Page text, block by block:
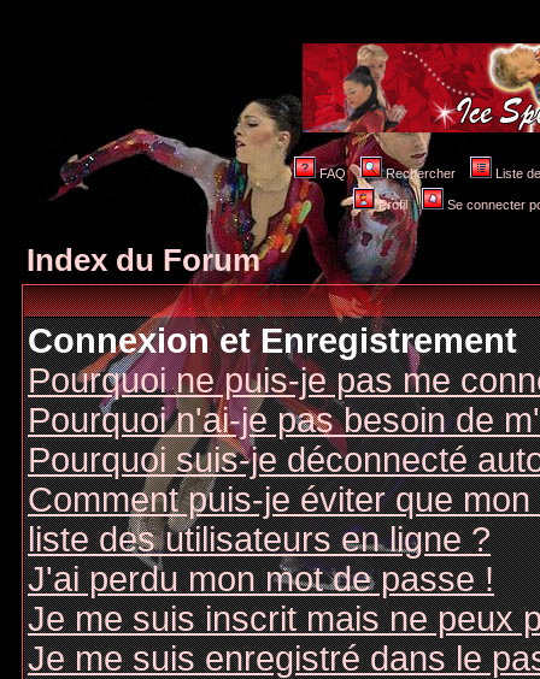
FAQ Rechercher Liste
Profil Se connecter
Index du Forum
Connexion et Enregistrement
Pourquoi ne puis-je pas me
Pourquoi n'ai-je pas besoin de
Pourquoi suis-je déconnecté
Comment puis-je éviter que
liste des utilisateurs en ligne ?
J'ai perdu mon mot de passe !
Je me suis inscrit mais ne peux
Je me suis enregistré dans le